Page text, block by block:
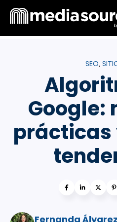
SEO,
Google:
prácticas
Fernanda Álvarez